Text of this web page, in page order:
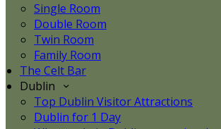
Single Room
Double Room
Twin Room
Family Room
The Celt Bar
Dublin
Top Dublin Visitor Attractions
Dublin for 1 Day